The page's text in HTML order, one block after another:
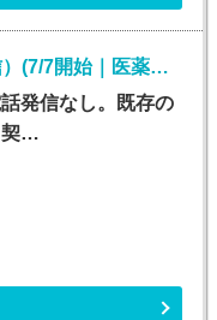
コールセンター・テレオペ（受信）(7/7開始｜医薬品通販の注文・契約サポート｜週4日～)
発信なし。既存の
契…